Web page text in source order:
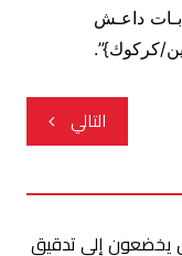
عصابـات داعـش
كركوك}”.
التالي